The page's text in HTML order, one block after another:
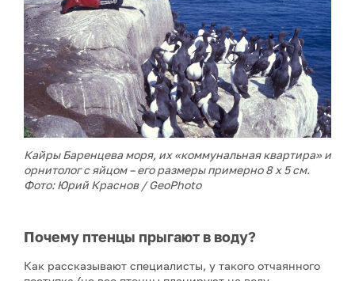
Кайры Баренцева моря, их «коммунальная квартира» и
орнитолог с яйцом – его размеры примерно 8 х 5 см.
Фото: Юрий Краснов / GeoPhoto
Почему птенцы прыгают в воду?
Как рассказывают специалисты, у такого отчаянного